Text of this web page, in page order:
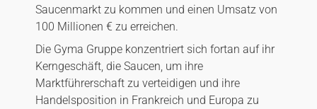
Saucenmarkt zu kommen und einen Umsatz von
100 Millionen € zu erreichen.
Die Gyma Gruppe konzentriert sich fortan auf ihr
Kerngeschäft, die Saucen, um ihre
Marktführerschaft zu verteidigen und ihre
Handelsposition in Frankreich und Europa zu